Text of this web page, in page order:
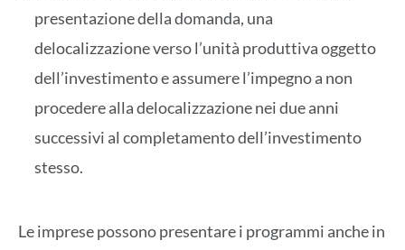
presentazione della domanda, una
delocalizzazione verso l’unità produttiva oggetto
dell’investimento e assumere l’impegno a non
procedere alla delocalizzazione nei due anni
successivi al completamento dell’investimento
stesso.
Le imprese possono presentare i programmi anche in